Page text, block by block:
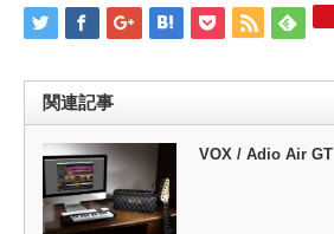
関連記事
VOX / Adio Air GT